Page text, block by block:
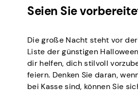
Seien Sie
Die große Nacht steht vor
Liste der günstigen
dir helfen, dich stilvoll
feiern. Denken Sie daran,
bei Kasse sind, können Sie